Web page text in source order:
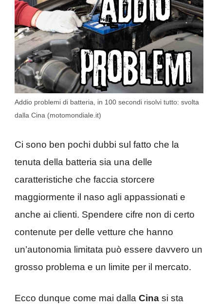
Addio problemi di batteria, in 100 secondi risolvi tutto: svolta
dalla Cina (motomondiale.it)
Ci sono ben pochi dubbi sul fatto che la
tenuta della batteria sia una delle
caratteristiche che faccia storcere
maggiormente il naso agli appassionati e
anche ai clienti. Spendere cifre non di certo
contenute per delle vetture che hanno
un’autonomia limitata può essere davvero un
grosso problema e un limite per il mercato.
Ecco dunque come mai dalla Cina si sta